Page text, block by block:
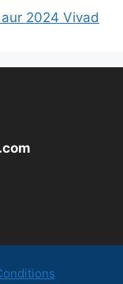
2024 Vivad